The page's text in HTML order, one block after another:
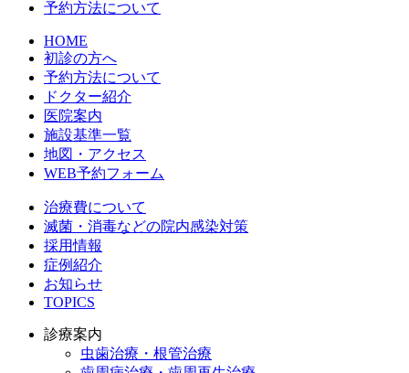
予約方法について
HOME
初診の方へ
予約方法について
ドクター紹介
医院案内
施設基準一覧
地図・アクセス
WEB予約フォーム
治療費について
滅菌・消毒などの院内感染対策
採用情報
症例紹介
お知らせ
TOPICS
診療案内
虫歯治療・根管治療